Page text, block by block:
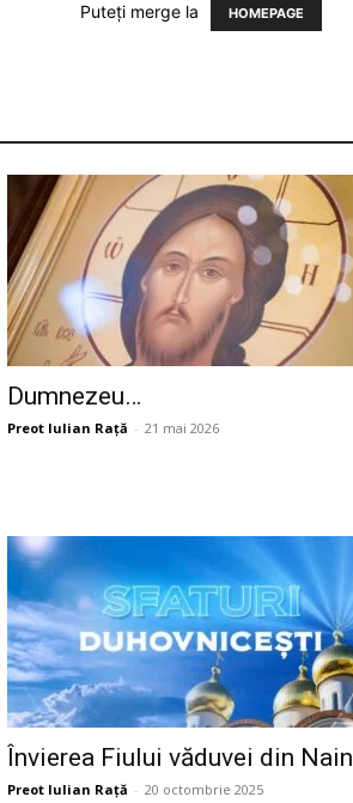
Puteți merge la HOMEPAGE
Dumnezeu…
Preot Iulian Raţă - 21 mai 2026
Învierea Fiului văduvei din Nain
Preot Iulian Raţă - 20 octombrie 2025